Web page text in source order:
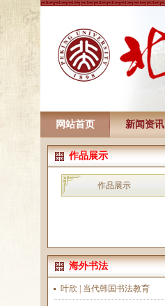
网站首页 新闻资讯
作品展示
作品展示
海外书法
叶欣 | 当代韩国书法教育